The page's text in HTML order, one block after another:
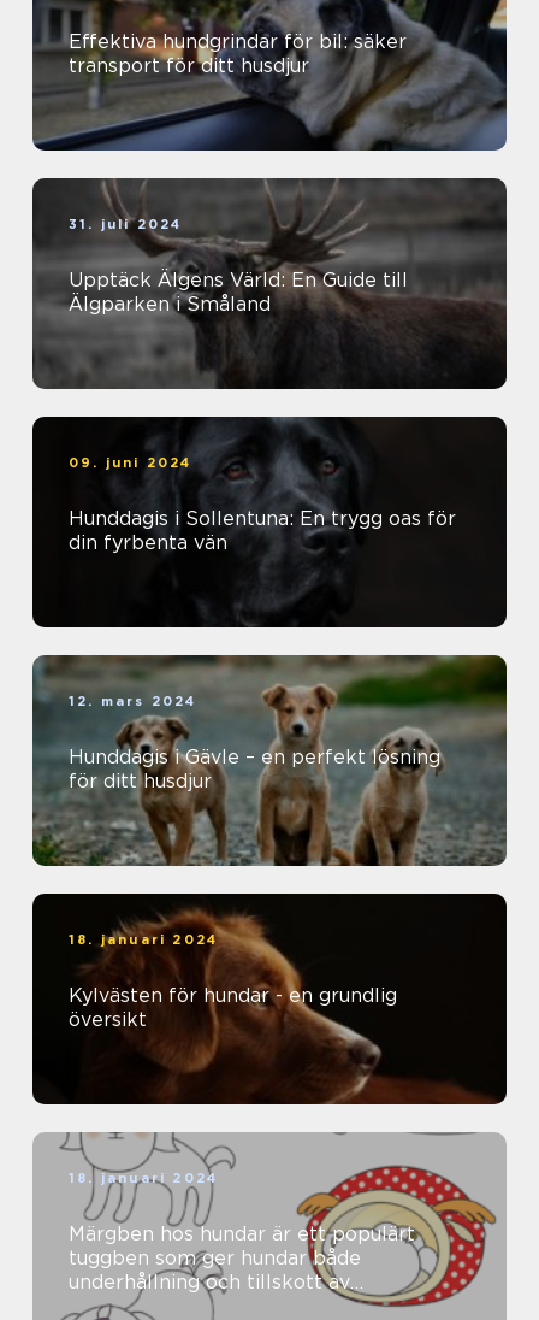
Effektiva hundgrindar för bil: säker
transport för ditt husdjur
31. juli 2024
Upptäck Älgens Värld: En Guide till
Älgparken i Småland
09. juni 2024
Hunddagis i Sollentuna: En trygg oas för
din fyrbenta vän
12. mars 2024
Hunddagis i Gävle – en perfekt lösning
för ditt husdjur
18. januari 2024
Kylvästen för hundar - en grundlig
översikt
18. januari 2024
Märgben hos hundar är ett populärt
tuggben som ger hundar både
underhållning och tillskott av
näringsämnen